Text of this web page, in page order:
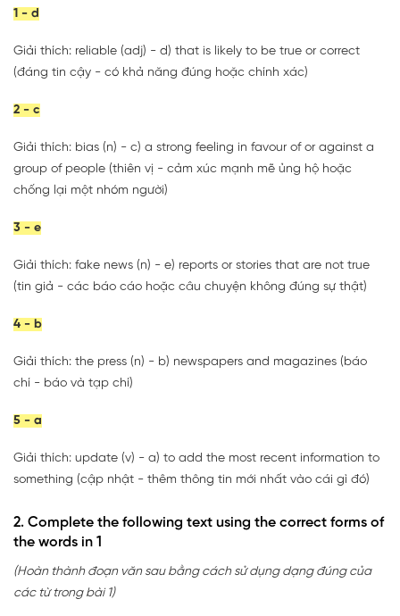
1 - d
Giải thích: reliable (adj) - d) that is likely to be true or correct
(đáng tin cậy - có khả năng đúng hoặc chính xác)
2 - c
Giải thích: bias (n) - c) a strong feeling in favour of or against a
group of people (thiên vị - cảm xúc mạnh mẽ ủng hộ hoặc
chống lại một nhóm người)
3 - e
Giải thích: fake news (n) - e) reports or stories that are not true
(tin giả - các báo cáo hoặc câu chuyện không đúng sự thật)
4 - b
Giải thích: the press (n) - b) newspapers and magazines (báo
chí - báo và tạp chí)
5 - a
Giải thích: update (v) - a) to add the most recent information to
something (cập nhật - thêm thông tin mới nhất vào cái gì đó)
2. Complete the following text using the correct forms of
the words in 1
(Hoàn thành đoạn văn sau bằng cách sử dụng dạng đúng của
các từ trong bài 1)